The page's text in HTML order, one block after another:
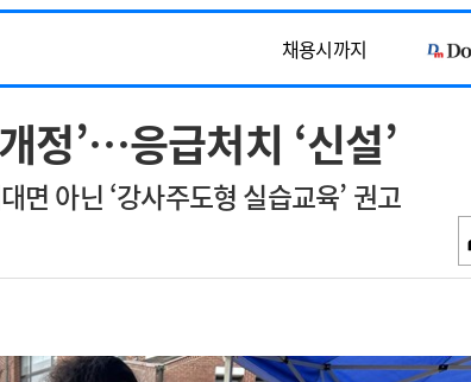
정책/통계 공시
광고안내
채용시까지
~2026-08-15
~2026-08-31
채용시까지
정’…응급처치 ‘신설’
아닌 ‘강사주도형 실습교육’ 권고